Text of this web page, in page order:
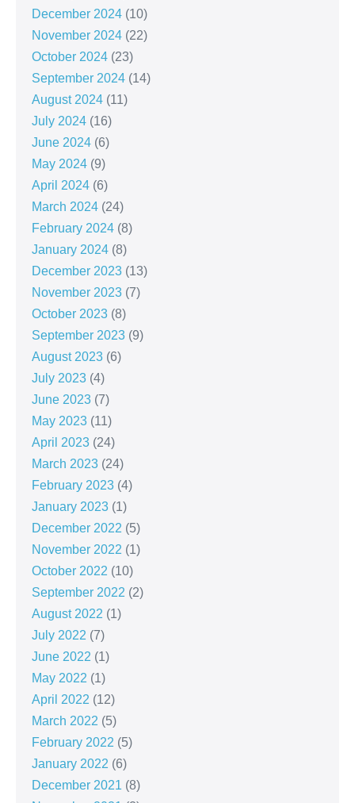
December 2024 (10)
November 2024 (22)
October 2024 (23)
September 2024 (14)
August 2024 (11)
July 2024 (16)
June 2024 (6)
May 2024 (9)
April 2024 (6)
March 2024 (24)
February 2024 (8)
January 2024 (8)
December 2023 (13)
November 2023 (7)
October 2023 (8)
September 2023 (9)
August 2023 (6)
July 2023 (4)
June 2023 (7)
May 2023 (11)
April 2023 (24)
March 2023 (24)
February 2023 (4)
January 2023 (1)
December 2022 (5)
November 2022 (1)
October 2022 (10)
September 2022 (2)
August 2022 (1)
July 2022 (7)
June 2022 (1)
May 2022 (1)
April 2022 (12)
March 2022 (5)
February 2022 (5)
January 2022 (6)
December 2021 (8)